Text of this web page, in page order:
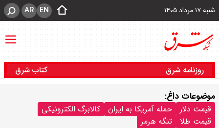
شنبه ۱۷ مرداد ۱۴۰۵ EN
AR
روزنامه شرق کتاب شرق
موضوعات داغ:
قیمت دلار حمله آمریکا به ایران
کالابرگ الکترونیکی
قیمت طلا
تنگه هرمز